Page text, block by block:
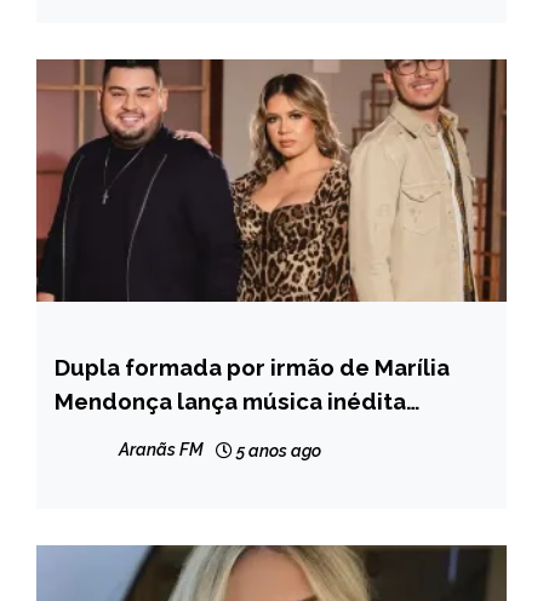
ENTRETENIMENTO
Dupla formada por irmão de Marília
Mendonça lança música inédita
Aranãs FM 5 anos ago